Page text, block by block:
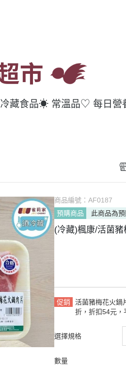
藏食品☀ 常溫品♡ 每日營
商品編號：AF0187
預購商品
此商品為預
(冷藏)楓康/活菌
促銷
活菌豬梅花火鍋
折，折扣54元，
選擇規格
數量